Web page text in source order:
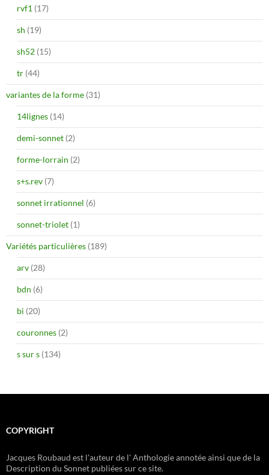
rvf1 (17)
sh (19)
sh52 (15)
tr (44)
variantes de la forme (31)
14lignes (14)
demi-sonnet (2)
forme-lorrain (2)
s+s.rev (7)
sonnet irrationnel (6)
sonnet-triolet (1)
Variétés particulières (189)
arv (28)
bdn (6)
bi (20)
couronnes (2)
s sur s (134)
COPYRIGHT
Jacques Roubaud est l'auteur de l' Anthologie annotée ainsi que de la
Description du Sonnet publiées sur ce site.